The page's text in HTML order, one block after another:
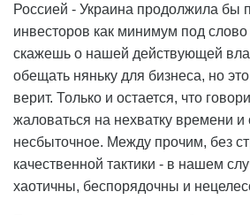
Россией - Украина продолжила бы
инвесторов как минимум под
скажешь о нашей действующей
обещать няньку для бизнеса, но
верит. Только и остается, что
жаловаться на нехватку времени
несбыточное. Между прочим, без
качественной тактики - в нашем
хаотичны, беспорядочны и